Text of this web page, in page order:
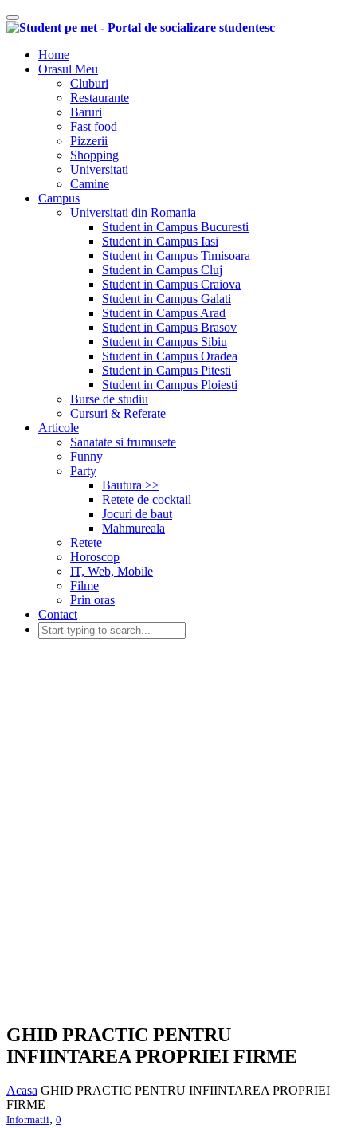
Comutare navigare
Home
Orasul Meu
Cluburi
Restaurante
Baruri
Fast food
Pizzerii
Shopping
Universitati
Camine
Campus
Universitati din Romania
Student in Campus Bucuresti
Student in Campus Iasi
Student in Campus Timisoara
Student in Campus Cluj
Student in Campus Craiova
Student in Campus Galati
Student in Campus Arad
Student in Campus Brasov
Student in Campus Sibiu
Student in Campus Oradea
Student in Campus Pitesti
Student in Campus Ploiesti
Burse de studiu
Cursuri & Referate
Articole
Sanatate si frumusete
Funny
Party
Bautura >>
Retete de cocktail
Jocuri de baut
Mahmureala
Retete
Horoscop
IT, Web, Mobile
Filme
Prin oras
Contact
GHID PRACTIC PENTRU
INFIINTAREA PROPRIEI FIRME
Acasa GHID PRACTIC PENTRU INFIINTAREA PROPRIEI
FIRME
Informatii, 0